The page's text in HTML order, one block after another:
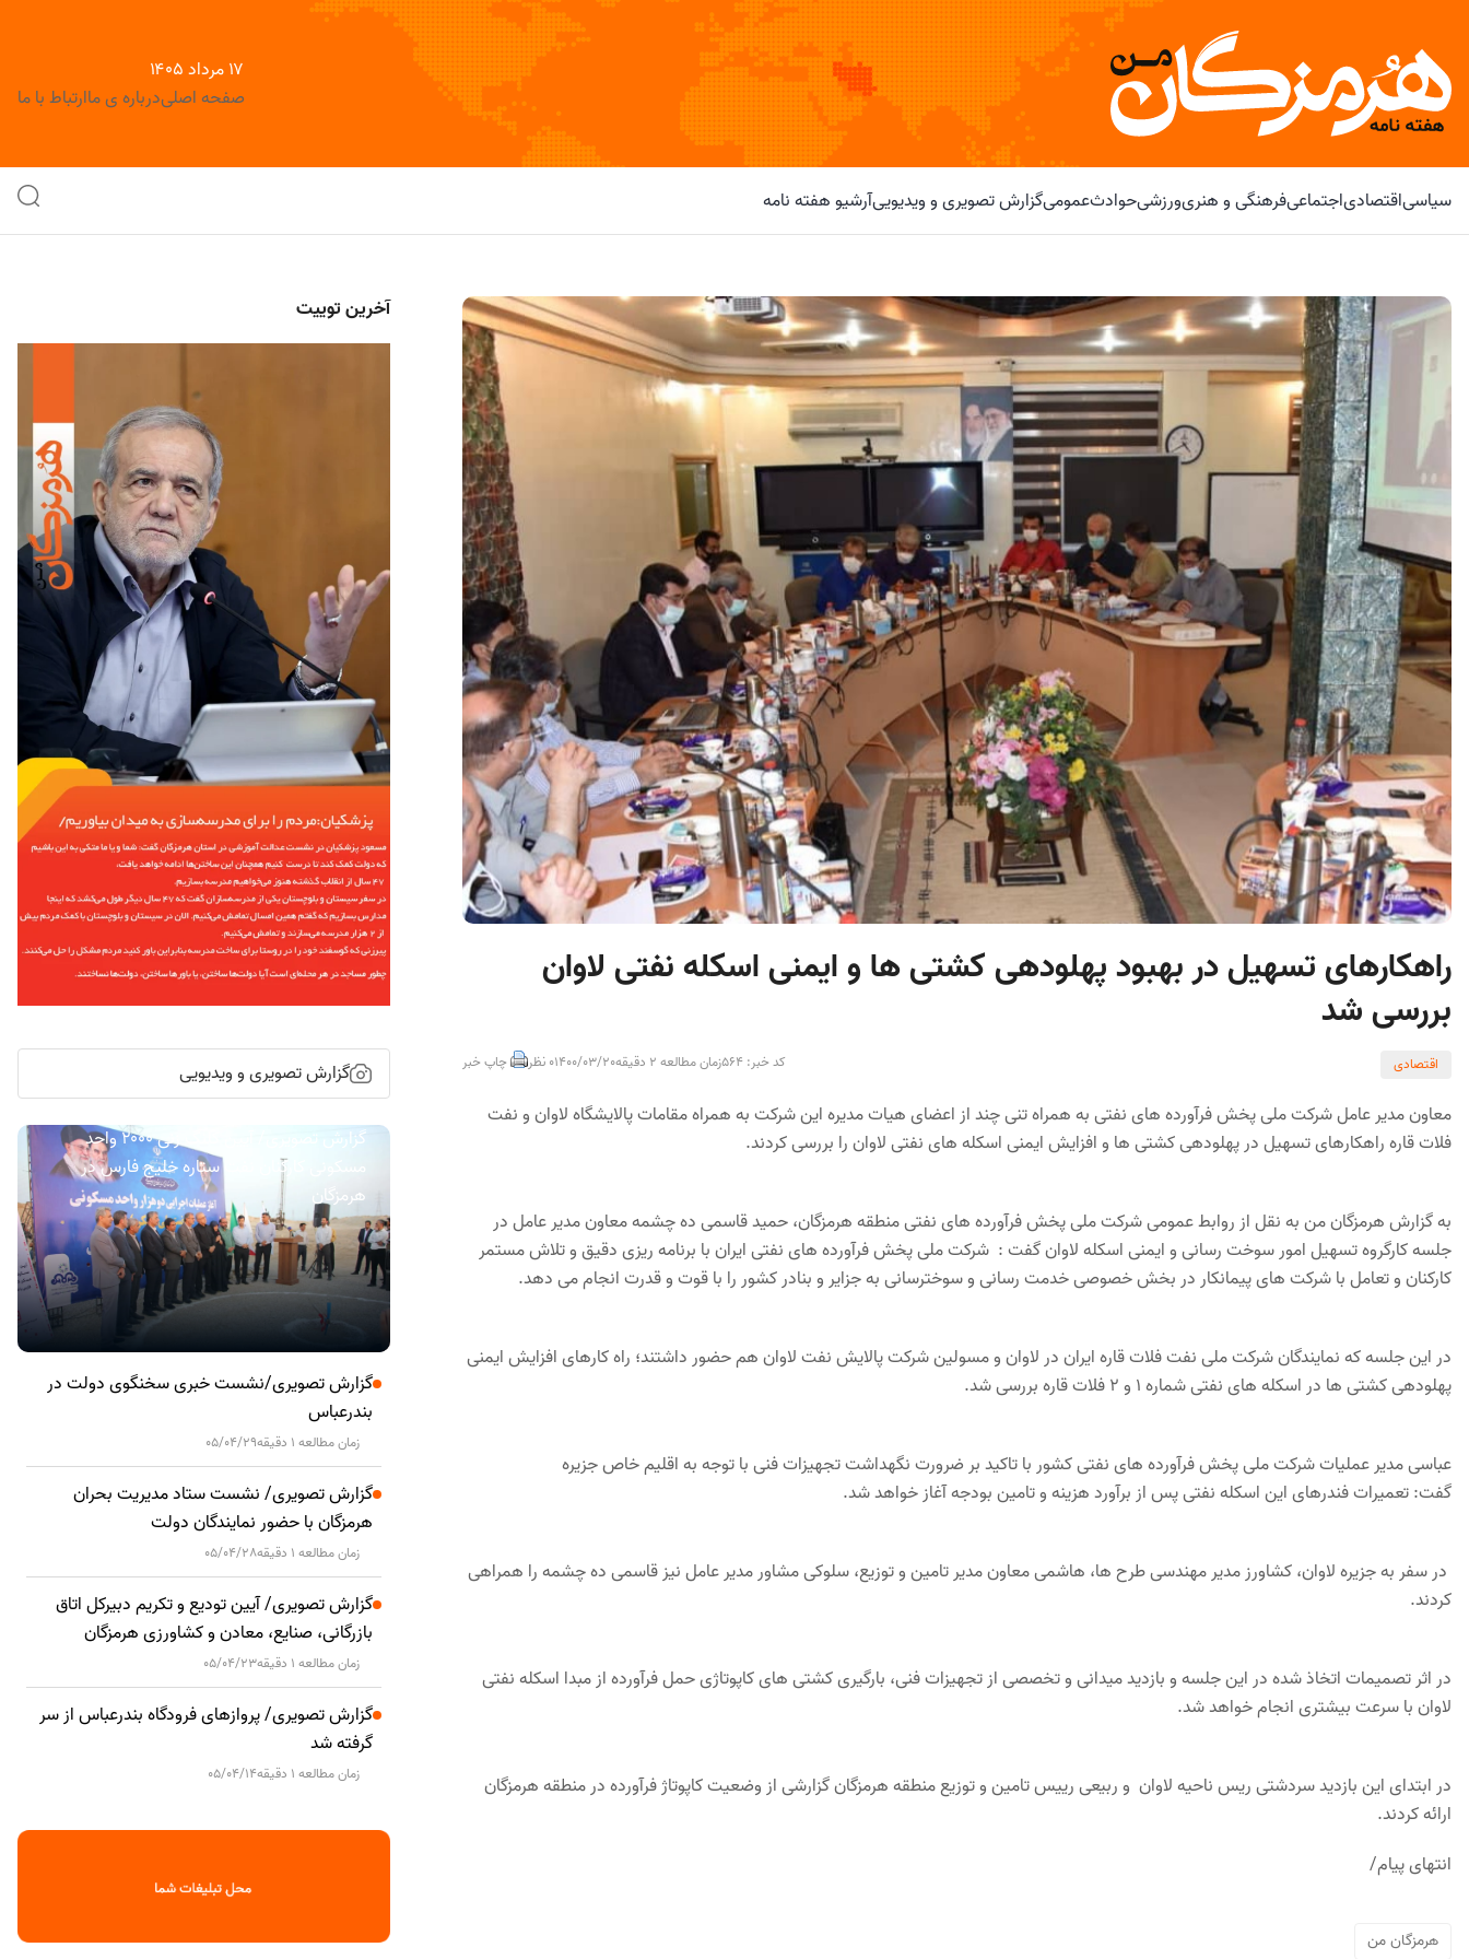
۱۷ مرداد ۱۴۰۵
صفحه اصلیدرباره ی ماارتباط با ما
سیاسیاقتصادیاجتماعیفرهنگی و هنریورزشیحوادثعمومیگزارش تصویری و ویدیوییآرشیو هفته نامه
راهکارهای تسهیل در بهبود پهلودهی کشتی ها و ایمنی اسکله نفتی لاوان
بررسی شد
اقتصادی کد خبر: 564 زمان مطالعه 2 دقیقه 1400/03/200 نظر چاپ خبر
معاون مدیر عامل شرکت ملی پخش فرآورده های نفتی به همراه تنی چند از اعضای هیات مدیره این شرکت به همراه مقامات پالایشگاه لاوان و نفت
فلات قاره راهکارهای تسهیل در پهلودهی کشتی ها و افزایش ایمنی اسکله های نفتی لاوان را بررسی کردند.
به گزارش هرمزگان من به نقل از روابط عمومی شرکت ملی پخش فرآورده های نفتی منطقه هرمزگان، حمید قاسمی ده چشمه معاون مدیر عامل در
جلسه کارگروه تسهیل امور سوخت رسانی و ایمنی اسکله لاوان گفت : شرکت ملی پخش فرآورده های نفتی ایران با برنامه ریزی دقیق و تلاش مستمر
کارکنان و تعامل با شرکت های پیمانکار در بخش خصوصی خدمت رسانی و سوخترسانی به جزایر و بنادر کشور را با قوت و قدرت انجام می دهد.
در این جلسه که نمایندگان شرکت ملی نفت فلات قاره ایران در لاوان و مسولین شرکت پالایش نفت لاوان هم حضور داشتند؛ راه کارهای افزایش ایمنی
پهلودهی کشتی ها در اسکله های نفتی شماره 1 و 2 فلات قاره بررسی شد.
عباسی مدیر عملیات شرکت ملی پخش فرآورده های نفتی کشور با تاکید بر ضرورت نگهداشت تجهیزات فنی با توجه به اقلیم خاص جزیره
گفت: تعمیرات فندرهای این اسکله نفتی پس از برآورد هزینه و تامین بودجه آغاز خواهد شد.
در سفر به جزیره لاوان، کشاورز مدیر مهندسی طرح ها، هاشمی معاون مدیر تامین و توزیع، سلوکی مشاور مدیر عامل نیز قاسمی ده چشمه را همراهی
کردند.
در اثر تصمیمات اتخاذ شده در این جلسه و بازدید میدانی و تخصصی از تجهیزات فنی، بارگیری کشتی های کاپوتاژی حمل فرآورده از مبدا اسکله نفتی
لاوان با سرعت بیشتری انجام خواهد شد.
در ابتدای این بازدید سردشتی ریس ناحیه لاوان و ربیعی رییس تامین و توزیع منطقه هرمزگان گزارشی از وضعیت کاپوتاژ فرآورده در منطقه هرمزگان
ارائه کردند.
انتهای پیام/
هرمزگان من
آخرین توییت
گزارش تصویری و ویدیویی
گزارش تصویری/ آیین کلنگ زنی ۲۰۰۰ واحد
مسکونی کارکنان نفت ستاره خلیج فارس در
هرمزگان
گزارش تصویری/نشست خبری سخنگوی دولت در
بندرعباس
زمان مطالعه 1 دقیقه 05/04/29
گزارش تصویری/ نشست ستاد مدیریت بحران
هرمزگان با حضور نمایندگان دولت
زمان مطالعه 1 دقیقه 05/04/28
گزارش تصویری/ آیین تودیع و تکریم دبیرکل اتاق
بازرگانی، صنایع، معادن و کشاورزی هرمزگان
زمان مطالعه 1 دقیقه 05/04/23
گزارش تصویری/ پروازهای فرودگاه بندرعباس از سر
گرفته شد
زمان مطالعه 1 دقیقه 05/04/14